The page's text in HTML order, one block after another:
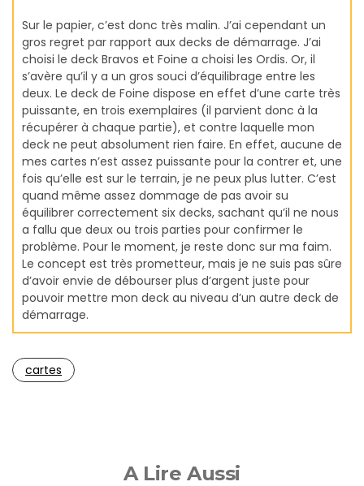
Sur le papier, c’est donc très malin. J’ai cependant un
gros regret par rapport aux decks de démarrage. J’ai
choisi le deck Bravos et Foine a choisi les Ordis. Or, il
s’avère qu’il y a un gros souci d’équilibrage entre les
deux. Le deck de Foine dispose en effet d’une carte très
puissante, en trois exemplaires (il parvient donc à la
récupérer à chaque partie), et contre laquelle mon
deck ne peut absolument rien faire. En effet, aucune de
mes cartes n’est assez puissante pour la contrer et, une
fois qu’elle est sur le terrain, je ne peux plus lutter. C’est
quand même assez dommage de pas avoir su
équilibrer correctement six decks, sachant qu’il ne nous
a fallu que deux ou trois parties pour confirmer le
problème. Pour le moment, je reste donc sur ma faim.
Le concept est très prometteur, mais je ne suis pas sûre
d’avoir envie de débourser plus d’argent juste pour
pouvoir mettre mon deck au niveau d’un autre deck de
démarrage.
cartes
A Lire Aussi